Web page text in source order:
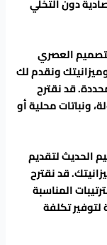
العصري
ونقدم لك
قد نقترح
ونباتات محلية أو
الحديث لتقديم
قد نقترح
المناسبة
لتوفير تكلفة